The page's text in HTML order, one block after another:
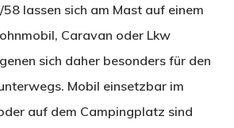
lassen sich am Mast auf einem
Caravan oder Lkw
sich daher besonders für den
Mobil einsetzbar im
auf dem Campingplatz sind